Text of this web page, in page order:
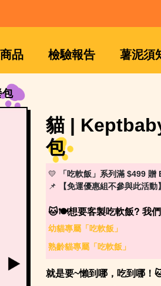
品 檢驗報告 薯泥須
包
貓 |
包
💛
「吃軟飯」系列滿 $499 贈
📌
【免運優惠組不參與此活動】
🐱🍽️想要客製吃軟飯? 我
幼貓專屬 「吃軟飯」
熟齡貓專屬 「吃軟飯」
就是要~懶到哪，吃到哪